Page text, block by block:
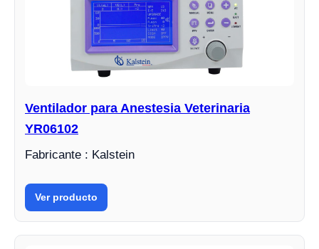
Ventilador para Anestesia Veterinaria
YR06102
Fabricante : Kalstein
Ver producto